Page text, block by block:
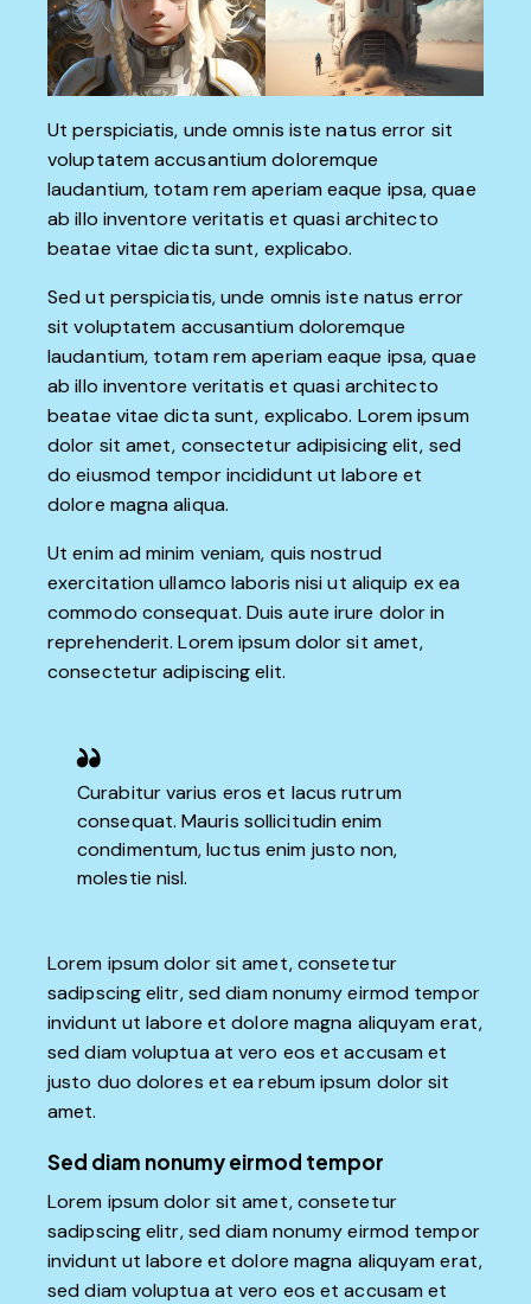
Ut perspiciatis, unde omnis iste natus error sit
voluptatem accusantium doloremque
laudantium, totam rem aperiam eaque ipsa, quae
ab illo inventore veritatis et quasi architecto
beatae vitae dicta sunt, explicabo.
Sed ut perspiciatis, unde omnis iste natus error
sit voluptatem accusantium doloremque
laudantium, totam rem aperiam eaque ipsa, quae
ab illo inventore veritatis et quasi architecto
beatae vitae dicta sunt, explicabo. Lorem ipsum
dolor sit amet, consectetur adipisicing elit, sed
do eiusmod tempor incididunt ut labore et
dolore magna aliqua.
Ut enim ad minim veniam, quis nostrud
exercitation ullamco laboris nisi ut aliquip ex ea
commodo consequat. Duis aute irure dolor in
reprehenderit. Lorem ipsum dolor sit amet,
consectetur adipiscing elit.
Curabitur varius eros et lacus rutrum
consequat. Mauris sollicitudin enim
condimentum, luctus enim justo non,
molestie nisl.
Lorem ipsum dolor sit amet, consetetur
sadipscing elitr, sed diam nonumy eirmod tempor
invidunt ut labore et dolore magna aliquyam erat,
sed diam voluptua at vero eos et accusam et
justo duo dolores et ea rebum ipsum dolor sit
amet.
Sed diam nonumy eirmod tempor
Lorem ipsum dolor sit amet, consetetur
sadipscing elitr, sed diam nonumy eirmod tempor
invidunt ut labore et dolore magna aliquyam erat,
sed diam voluptua at vero eos et accusam et